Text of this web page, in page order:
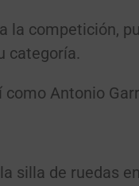
la competición,
categoría.
Antonio
silla de ruedas